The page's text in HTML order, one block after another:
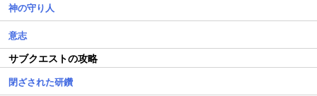
神の守り人
意志
サブクエストの攻略
閉ざされた研鑽